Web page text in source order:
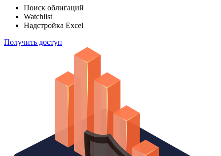
Поиск облигаций
Watchlist
Надстройка Excel
Получить доступ